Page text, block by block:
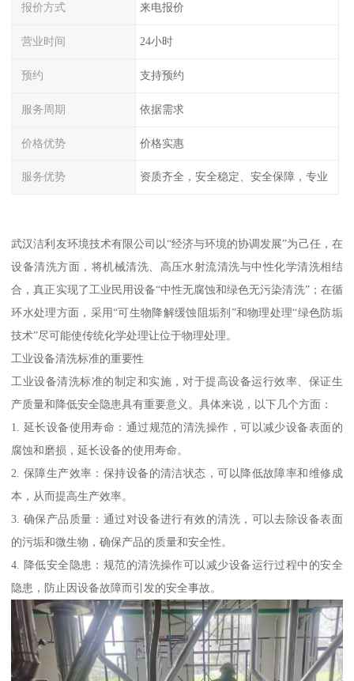
报价方式 来电报价
营业时间 24小时
预约 支持预约
服务周期 依据需求
价格优势 价格实惠
服务优势 资质齐全，安全稳定、安全保障，专业
武汉洁利友环境技术有限公司以“经济与环境的协调发展”为己任，在
设备清洗方面，将机械清洗、高压水射流清洗与中性化学清洗相结
合，真正实现了工业民用设备“中性无腐蚀和绿色无污染清洗”；在循
环水处理方面，采用“可生物降解缓蚀阻垢剂”和物理处理“绿色防垢
技术”尽可能使传统化学处理让位于物理处理。
工业设备清洗标准的重要性
工业设备清洗标准的制定和实施，对于提高设备运行效率、保证生
产质量和降低安全隐患具有重要意义。具体来说，以下几个方面：
1. 延长设备使用寿命：通过规范的清洗操作，可以减少设备表面的
腐蚀和磨损，延长设备的使用寿命。
2. 保障生产效率：保持设备的清洁状态，可以降低故障率和维修成
本，从而提高生产效率。
3. 确保产品质量：通过对设备进行有效的清洗，可以去除设备表面
的污垢和微生物，确保产品的质量和安全性。
4. 降低安全隐患：规范的清洗操作可以减少设备运行过程中的安全
隐患，防止因设备故障而引发的安全事故。